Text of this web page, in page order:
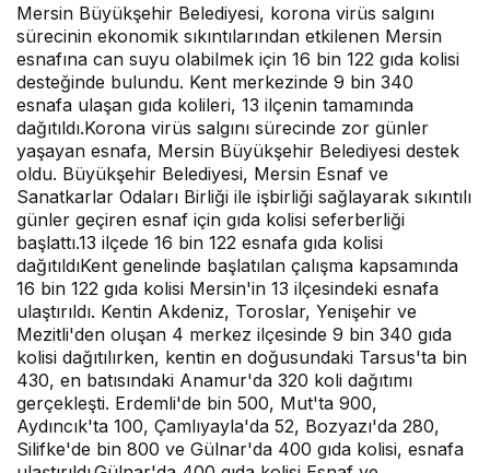
Mersin Büyükşehir Belediyesi, korona virüs salgını
sürecinin ekonomik sıkıntılarından etkilenen Mersin
esnafına can suyu olabilmek için 16 bin 122 gıda kolisi
desteğinde bulundu. Kent merkezinde 9 bin 340
esnafa ulaşan gıda kolileri, 13 ilçenin tamamında
dağıtıldı.Korona virüs salgını sürecinde zor günler
yaşayan esnafa, Mersin Büyükşehir Belediyesi destek
oldu. Büyükşehir Belediyesi, Mersin Esnaf ve
Sanatkarlar Odaları Birliği ile işbirliği sağlayarak sıkıntılı
günler geçiren esnaf için gıda kolisi seferberliği
başlattı.13 ilçede 16 bin 122 esnafa gıda kolisi
dağıtıldıKent genelinde başlatılan çalışma kapsamında
16 bin 122 gıda kolisi Mersin'in 13 ilçesindeki esnafa
ulaştırıldı. Kentin Akdeniz, Toroslar, Yenişehir ve
Mezitli'den oluşan 4 merkez ilçesinde 9 bin 340 gıda
kolisi dağıtılırken, kentin en doğusundaki Tarsus'ta bin
430, en batısındaki Anamur'da 320 koli dağıtımı
gerçekleşti. Erdemli'de bin 500, Mut'ta 900,
Aydıncık'ta 100, Çamlıyayla'da 52, Bozyazı'da 280,
Silifke'de bin 800 ve Gülnar'da 400 gıda kolisi, esnafa